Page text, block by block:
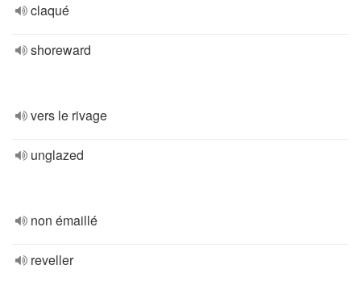
claqué
shoreward
vers le rivage
unglazed
non émaillé
reveller